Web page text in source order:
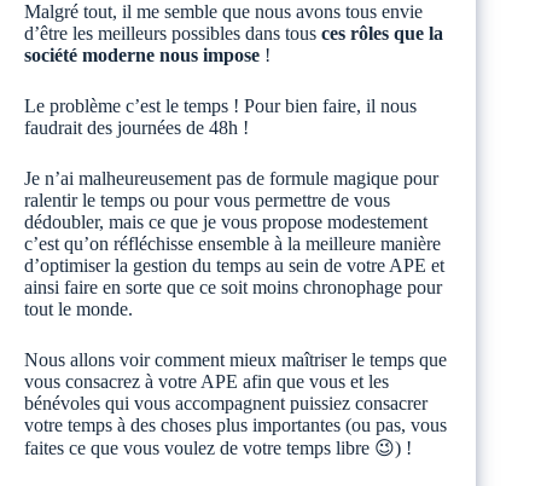
Malgré tout, il me semble que nous avons tous envie
d’être les meilleurs possibles dans tous ces rôles que la
société moderne nous impose !
Le problème c’est le temps ! Pour bien faire, il nous
faudrait des journées de 48h !
Je n’ai malheureusement pas de formule magique pour
ralentir le temps ou pour vous permettre de vous
dédoubler, mais ce que je vous propose modestement
c’est qu’on réfléchisse ensemble à la meilleure manière
d’optimiser la gestion du temps au sein de votre APE et
ainsi faire en sorte que ce soit moins chronophage pour
tout le monde.
Nous allons voir comment mieux maîtriser le temps que
vous consacrez à votre APE afin que vous et les
bénévoles qui vous accompagnent puissiez consacrer
votre temps à des choses plus importantes (ou pas, vous
faites ce que vous voulez de votre temps libre 😉) !